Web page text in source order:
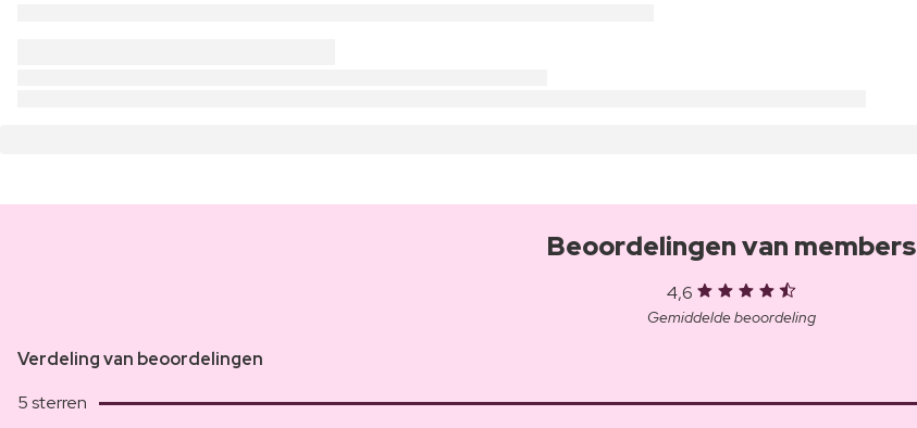
Beoordelingen van members
4,6
Gemiddelde beoordeling
Verdeling van beoordelingen
5 sterren